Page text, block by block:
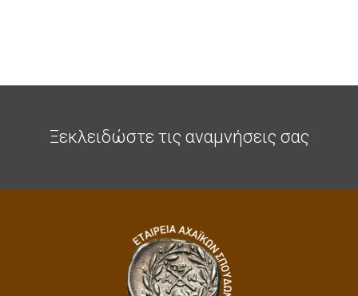
Ξεκλειδώστε τις αναμνήσεις σας